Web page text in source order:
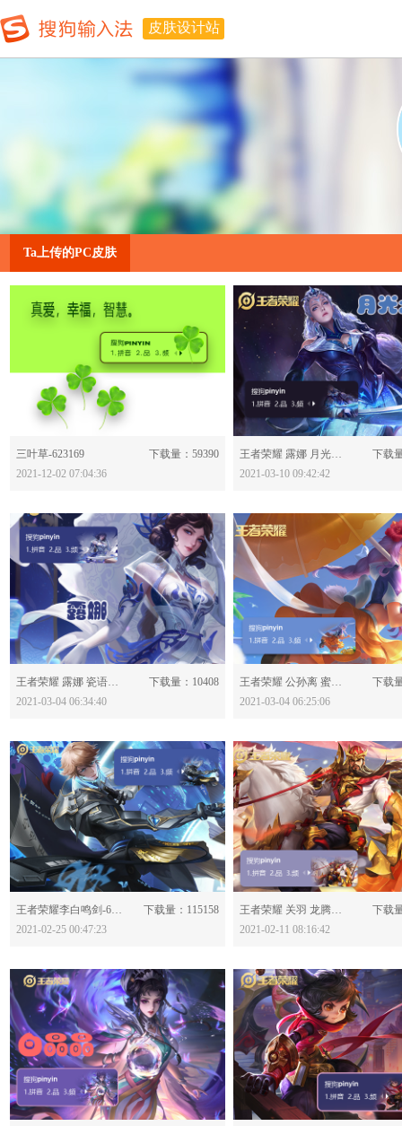
皮肤设计站
Ta上传的PC皮肤
三叶草-623169
下载量：59390
2021-12-02 07:04:36
分享：
王者荣耀 露娜 月光之女-618365
下载
2021-03-10 09:42:42
分享：
王者荣耀 露娜 瓷语鉴心-618259
下载量：10408
2021-03-04 06:34:40
分享：
王者荣耀 公孙离 蜜橘之夏-618257
下载
2021-03-04 06:25:06
分享：
王者荣耀李白鸣剑-618173
下载量：115158
2021-02-25 00:47:23
分享：
王者荣耀 关羽 龙腾万里-618063
下载
2021-02-11 08:16:42